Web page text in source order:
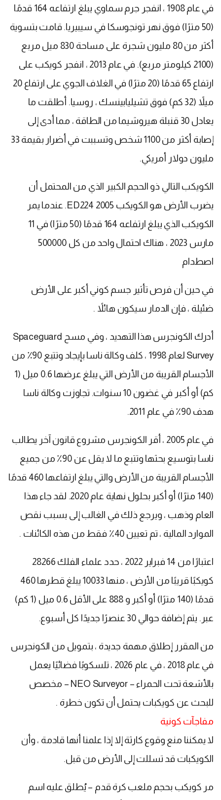
في عام 1908 ، انفجر جرم سماوي يبلغ ارتفاعه 164 قدمًا
(50 مترًا) فوق نهر تونجوسكا في سيبيريا. قامت بتسوية
أكثر من 80 مليون شجرة على مساحة 830 ميل مربع
(2100 كيلومتر مربع). في عام 2013 ، انفجر كويكب على
ارتفاع 65 قدمًا (20 مترًا) في الغلاف الجوي على ارتفاع 20
ميلاً (32 كم) فوق تشيليابينسك ، روسيا. أطلقت ما
يعادل 30 قنبلة هيروشيما من الطاقة ، مما أدى إلى
إصابة أكثر من 1100 شخص وتسببت في أضرار بقيمة 33
مليون دولار أمريكي.
الكويكب التالي ذو الحجم الكبير الذي من المحتمل أن
يضرب الأرض هو الكويكب 2005 ED224. عندما يمر
الكويكب الذي يبلغ ارتفاعه 164 قدمًا (50 مترًا) في 11
مارس 2023 ، هناك احتمال واحد من كل 500000
اصطدام
في حين أن فرص تأثير جسم كوني أكبر على الأرض
ضئيلة ، فإن الدمار سيكون هائلاً .
أدرك الكونجرس هذا التهديد ، وفي مسح Spaceguard
Survey لعام 1998 ، كلف وكالة ناسا بإيجاد وتتبع 90٪ من
الأجسام القريبة من الأرض التي يبلغ عرضها 0.6 ميل (1
كم) أو أكبر في غضون 10 سنوات. تجاوزت وكالة ناسا
هدف 90٪ في عام 2011.
في عام 2005 ، أقر الكونجرس مشروع قانون آخر يطالب
ناسا بتوسيع بحثها وتتبع ما لا يقل عن 90٪ من جميع
الأجسام القريبة من الأرض والتي يبلغ ارتفاعها 460 قدمًا
(140 مترًا) أو أكبر بحلول نهاية عام 2020. لقد جاء هذا
العام وذهب ، ويرجع ذلك في الغالب إلى بسبب نقص
الموارد المالية ، تم تعيين 40٪ فقط من هذه الكائنات .
اعتبارًا من 14 فبراير 2022 ، حدد علماء الفلك 28266
كويكبًا قريبًا من الأرض ، منها 10033 يبلغ قطرها 460
قدمًا (140 مترًا) أو أكبر و 888 على الأقل 0.6 ميل (1 كم)
عبر. يتم إضافة حوالي 30 عنصرًا جديدًا كل أسبوع.
من المقرر إطلاق مهمة جديدة ، بتمويل من الكونجرس
في عام 2018 ، في عام 2026 ، تلسكوبًا فضائيًا يعمل
بالأشعة تحت الحمراء – NEO Surveyor – مخصص
للبحث عن كويكبات يحتمل أن تكون خطرة .
مفاجآت كونية
لا يمكننا منع وقوع كارثة إلا إذا علمنا أنها قادمة ، وأن
الكويكبات قد تسللت إلى الأرض من قبل.
مر كويكب بحجم ملعب كرة قدم – يُطلق عليه اسم